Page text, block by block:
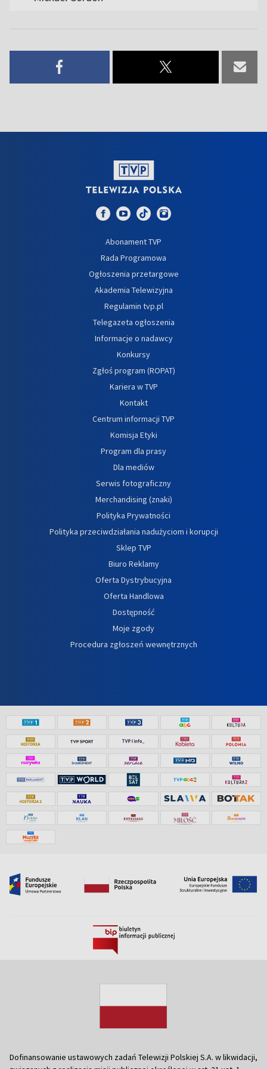
Abonament TVP
Rada Programowa
Ogłoszenia przetargowe
Akademia Telewizyjna
Regulamin tvp.pl
Telegazeta ogłoszenia
Informacje o nadawcy
Konkursy
Zgłoś program (ROPAT)
Kariera w TVP
Kontakt
Centrum informacji TVP
Komisja Etyki
Program dla prasy
Dla mediów
Serwis fotograficzny
Merchandising (znaki)
Polityka Prywatności
Polityka przeciwdziałania nadużyciom i korupcji
Sklep TVP
Biuro Reklamy
Oferta Dystrybucyjna
Oferta Handlowa
Dostępność
Moje zgody
Procedura zgłoszeń wewnętrznych
Dofinansowanie ustawowych zadań Telewizji Polskiej S.A. w likwidacji,